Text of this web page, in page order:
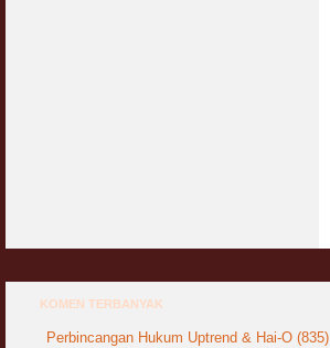
KOMEN TERBANYAK
Perbincangan Hukum Uptrend & Hai-O (835)